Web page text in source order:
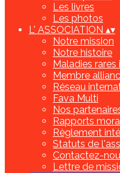
Les livres
Les photos
L' ASSOCIATION ▴▾
Notre mission
Notre histoire
Maladies
Membre
Réseau
Fava Multi
Nos
Rapports
Règlement
Statuts de
Contactez-
Lettre de